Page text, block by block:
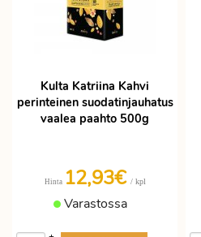
Kulta Katriina Kahvi
perinteinen suodatinjauhatus
vaalea paahto 500g
Hinta 12,93€ / kpl
Varastossa